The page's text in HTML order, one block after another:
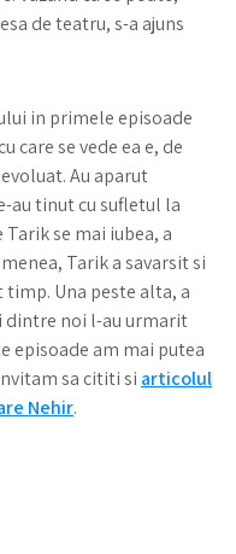
de teatru, s-a ajuns
in primele episoade
care se vede ea e, de
Au aparut
au tinut cu sufletul la
Tarik se mai iubea, a
Tarik a savarsit si
Una peste alta, a
dintre noi l-au urmarit
episoade am mai putea
sa cititi si articolul
Nehir.